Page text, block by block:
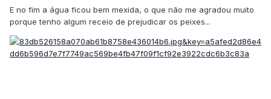
E no fim a água ficou bem mexida, o que não me agradou muito
porque tenho algum receio de prejudicar os peixes...